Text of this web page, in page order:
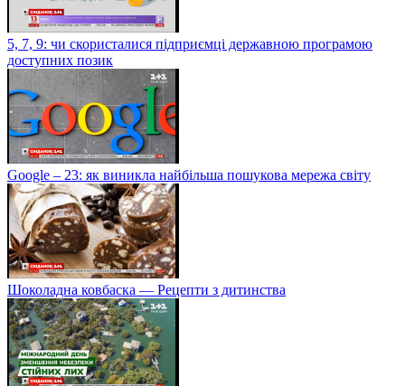
5, 7, 9: чи скористалися підприємці державною програмою
доступних позик
Google – 23: як виникла найбільша пошукова мережа світу
Шоколадна ковбаска — Рецепти з дитинства